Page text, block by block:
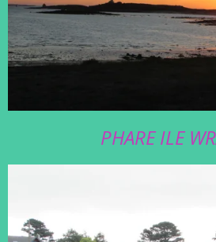
PHARE ILE